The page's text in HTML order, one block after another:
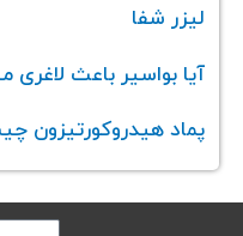
لیزر شفا
آیا بواسیر باعث لاغری
پماد